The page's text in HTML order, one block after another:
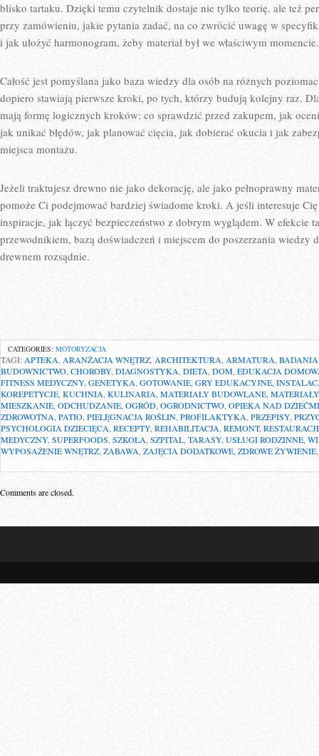
blisko tartaku. Dzięki temu czytelnik dostaje nie tylko teorię, ale też
przy zamówieniu, jakie pytania zadać, na co zwrócić uwagę w
i jak ułożyć harmonogram, żeby materiał był we właściwym momencie.
Całość jest pomyślana jako baza wiedzy dla osób na różnych
dopiero stawiają pierwsze kroki, po tych, którzy budują kolejny raz.
mają formę logicznych kroków: co sprawdzić przed zakupem, jak
jak unikać błędów, jak planować cięcia, jak dobierać okucia i jak
miejsca montażu.
Jeżeli traktujesz drewno nie jako dekorację, ale jako pełnoprawny
pomoże Ci podejmować bardziej świadome kroki. A jeśli interesuje Cię
inspiracje, jak łączyć bezpieczeństwo z dobrym wyglądem. W efekcie
przewodnikiem, bazą doświadczeń i miejscem do poszerzania wiedzy
drewnem rozsądnie.
CATEGORIES: MOTORYZACJA
TAGI: APTEKA ARANŻACJA WNĘTRZ, ARCHITEKTURA, ARMATURA BADANIA
BUDOWNICTWO, CHOROBY, DIAGNOSTYKA, DIETA, DOM EDUKACJA
FITNESS MEDYCZNY, GENETYKA, GOTOWANIE GRY EDUKACYJNE,
KOREPETYCJE KUCHNIA KULINARIA MATERIAŁY BUDOWLANE,
MIESZKANIE, ODCHUDZANIE, OGRÓD OGRODNICTWO OPIEKA NAD DZIEĆMI
ZDROWOTNA PATIO PIELĘGNACJA ROŚLIN PROFILAKTYKA PRZEPISY,
PSYCHOLOGIA DZIECIĘCA RECEPTY, REHABILITACJA, REMONT,
MEDYCZNY, SUPERFOODS SZKOŁA SZPITAL TARASY, USŁUGI RODZINNE
WYPOSAŻENIE WNĘTRZ ZABAWA ZAJĘCIA DODATKOWE, ZDROWE ŻYWIENIE
Comments are closed.